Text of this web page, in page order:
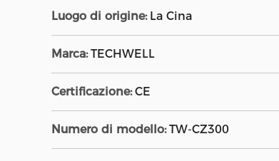
Luogo di origine: La Cina
Marca: TECHWELL
Certificazione: CE
Numero di modello: TW-CZ300